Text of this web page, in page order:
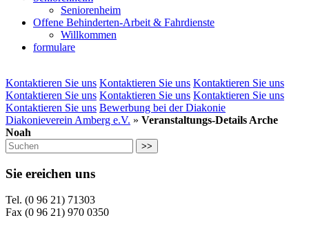
Seniorenheim
Offene Behinderten-Arbeit & Fahrdienste
Willkommen
formulare
Kontaktieren Sie uns Kontaktieren Sie uns Kontaktieren Sie uns
Kontaktieren Sie uns Kontaktieren Sie uns Kontaktieren Sie uns
Kontaktieren Sie uns Bewerbung bei der Diakonie
Diakonieverein Amberg e.V. » Veranstaltungs-Details Arche
Noah
>>
Sie ereichen uns
Tel. (0 96 21) 71303
Fax (0 96 21) 970 0350